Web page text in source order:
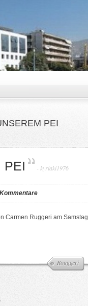
PEI
PEI - kyriaki1976
Rouggeri
Carmen Ruggeri am Samstag